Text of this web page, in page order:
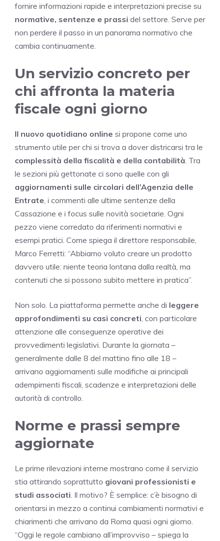
fornire informazioni rapide e interpretazioni precise su
normative, sentenze e prassi del settore. Serve per
non perdere il passo in un panorama normativo che
cambia continuamente.
Un servizio concreto per
chi affronta la materia
fiscale ogni giorno
Il nuovo quotidiano online si propone come uno
strumento utile per chi si trova a dover districarsi tra le
complessità della fiscalità e della contabilità . Tra
le sezioni più gettonate ci sono quelle con gli
aggiornamenti sulle circolari dell’Agenzia delle
Entrate , i commenti alle ultime sentenze della
Cassazione e i focus sulle novità societarie. Ogni
pezzo viene corredato da riferimenti normativi e
esempi pratici. Come spiega il direttore responsabile,
Marco Ferretti: “Abbiamo voluto creare un prodotto
davvero utile: niente teoria lontana dalla realtà, ma
contenuti che si possono subito mettere in pratica”.
Non solo. La piattaforma permette anche di leggere
approfondimenti su casi concreti , con particolare
attenzione alle conseguenze operative dei
provvedimenti legislativi. Durante la giornata –
generalmente dalle 8 del mattino fino alle 18 –
arrivano aggiornamenti sulle modifiche ai principali
adempimenti fiscali, scadenze e interpretazioni delle
autorità di controllo.
Norme e prassi sempre
aggiornate
Le prime rilevazioni interne mostrano come il servizio
stia attirando soprattutto giovani professionisti e
studi associati . Il motivo? È semplice: c’è bisogno di
orientarsi in mezzo a continui cambiamenti normativi e
chiarimenti che arrivano da Roma quasi ogni giorno.
“Oggi le regole cambiano all’improvviso – spiega la